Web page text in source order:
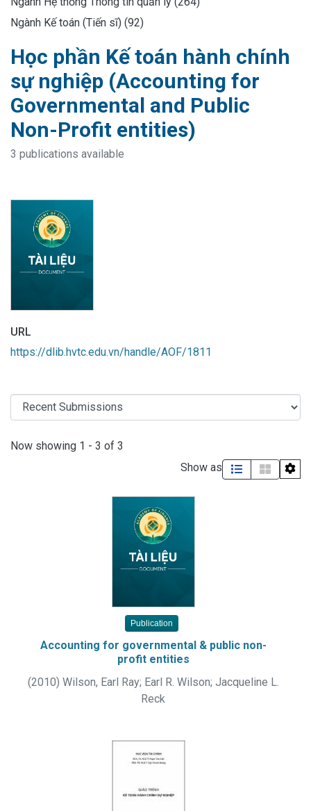
Ngành Kế toán (Tiến sĩ) (92)
Học phần Kế toán hành chính
sự nghiệp (Accounting for
Governmental and Public
Non-Profit entities)
3 publications available
URL
https://dlib.hvtc.edu.vn/handle/AOF/1811
Recent Submissions
Now showing 1 - 3 of 3
Show as
Publication
Accounting for governmental & public non-
profit entities
(2010) Wilson, Earl Ray; Earl R. Wilson; Jacqueline L.
Reck